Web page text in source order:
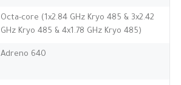
Octa-core (1x2.84 GHz Kryo 485 & 3x2.42
GHz Kryo 485 & 4x1.78 GHz Kryo 485)
Adreno 640